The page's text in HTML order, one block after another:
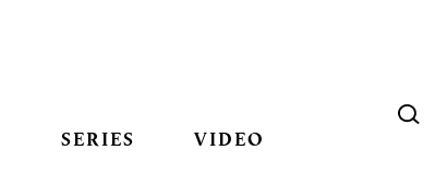
SERIES VIDEO